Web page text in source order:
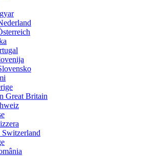
Great Britain
Switzerland